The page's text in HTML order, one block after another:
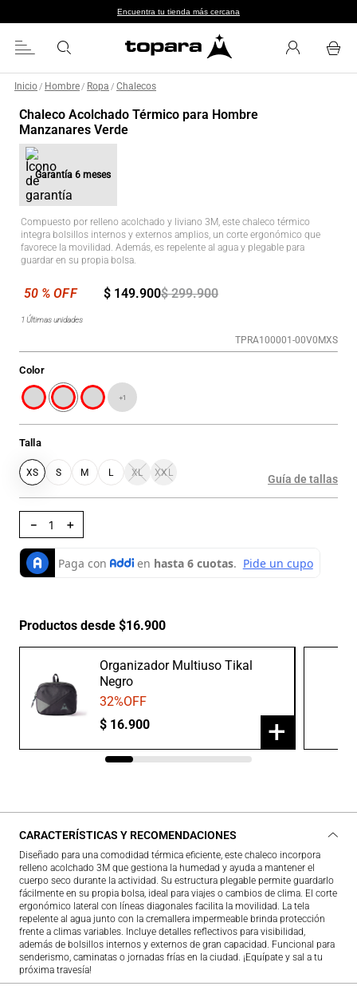
Encuentra tu tienda más cercana
Inicio / Hombre / Ropa / Chalecos
Chaleco Acolchado Térmico para Hombre
Manzanares Verde
Garantía 6 meses
Compuesto por relleno acolchado y liviano 3M, este chaleco térmico
integra bolsillos internos y externos amplios, un corte ergonómico que
favorece la movilidad. Además, es repelente al agua y plegable para
guardar en su propia bolsa.
$ 299.900
$ 149.900
1 Últimas unidades
TPRA100001-00V0MXS
Talla
XS S M L XL XXL
Color
+1
Guía de tallas
＋
－
Productos desde $16.900
Organizador Multiuso Tikal
Negro
32%OFF
$ 16.900 +
CARACTERÍSTICAS Y RECOMENDACIONES
Diseñado para una comodidad térmica eficiente, este chaleco incorpora
relleno acolchado 3M que gestiona la humedad y ayuda a mantener el
cuerpo seco durante la actividad. Su estructura plegable permite guardarlo
fácilmente en su propia bolsa, ideal para viajes o cambios de clima. El corte
ergonómico lateral con líneas diagonales facilita la movilidad. La tela
repelente al agua junto con la cremallera impermeable brinda protección
frente a climas variables. Incluye detalles reflectivos para visibilidad,
además de bolsillos internos y externos de gran capacidad. Funcional para
senderismo, caminatas o jornadas frías en la ciudad. ¡Equípate y sal a tu
próxima travesía!